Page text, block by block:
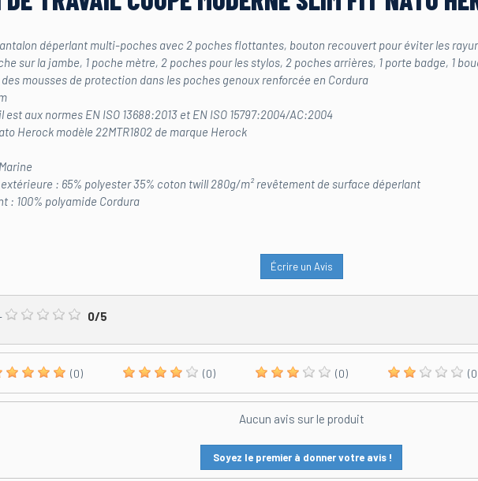
déperlant multi-poches avec 2 poches flottantes, bouton recouvert pour éviter les
sur la jambe, 1 poche mètre, 2 poches pour les stylos, 2 poches arrières, 1 porte badge, 1
mousses de protection dans les poches genoux renforcée en Cordura
aux normes EN ISO 13688:2013 et EN ISO 15797:2004/AC:2004
Herock modèle 22MTR1802 de marque Herock
: 65% polyester 35% coton twill 280g/m² revêtement de surface déperlant
: 100% polyamide Cordura
Écrire un Avis
0/5
(0) (0) (0)
Aucun avis sur le produit
Soyez le premier à donner votre avis !